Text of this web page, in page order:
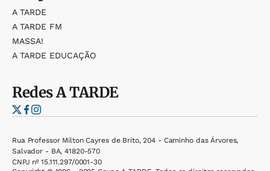
A TARDE
A TARDE FM
MASSA!
A TARDE EDUCAÇÃO
RedesA TARDE
Rua Professor Milton Cayres de Brito, 204 - Caminho das Árvores,
Salvador - BA, 41820-570
CNPJ nº 15.111.297/0001-30